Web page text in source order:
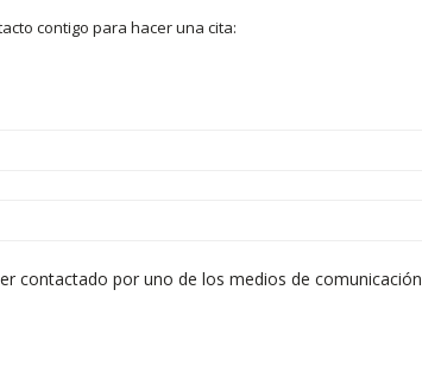
contigo para hacer una cita:
contactado por uno de los medios de comunicación